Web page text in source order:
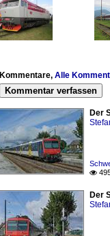
Kommentare, Alle
Kommentar verfassen
Der

Der